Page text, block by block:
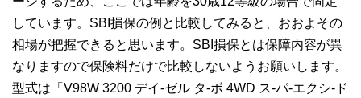
しています。SBI損保の例と比較してみると、おおよその
相場が把握できると思います。SBI損保とは保障内容が異
なりますので保険料だけで比較しないようお願いします。
型式は「V98W 3200 デイ-ゼル タ-ボ 4WD ス-パ-エクシ-ド